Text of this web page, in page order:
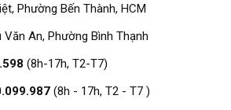
Phường Bến Thành, HCM
Văn An, Phường Bình Thạnh
(8h-17h, T2-T7)
(8h - 17h, T2 - T7 )